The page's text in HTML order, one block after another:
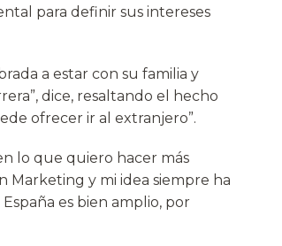
para definir sus intereses
a estar con su familia y
dice, resaltando el hecho
ofrecer ir al extranjero”.
lo que quiero hacer más
y mi idea siempre ha
es bien amplio, por